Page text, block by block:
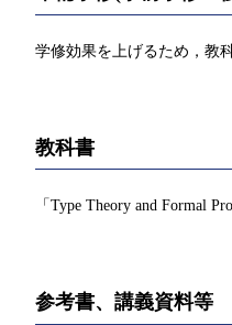
学修効果を上げるため，教
教科書
「Type Theory and Formal
参考書、講義資料等